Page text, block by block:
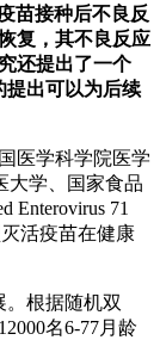
苗接种后不良反
复，其不良反应
还提出了一个
提出可以为后续
医学科学院医学
大学、国家食品
71
灭活疫苗在健康
根据随机双
名6-77月龄